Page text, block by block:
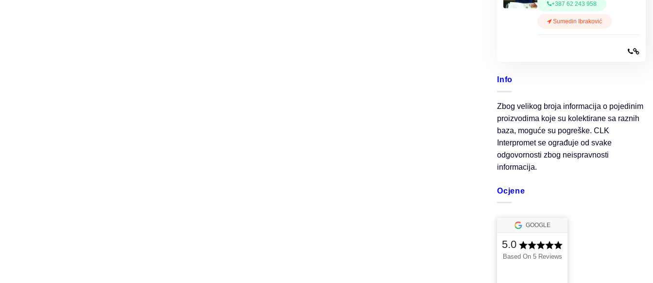
+387 62 243 958
Sumedin Ibraković
Info
Zbog velikog broja informacija o pojedinim
proizvodima koje su kolektirane sa raznih
baza, moguće su pogreške. CLK
Interpromet se ograđuje od svake
odgovornosti zbog neispravnosti
informacija.
Ocjene
GOOGLE
5.0
Based On 5 Reviews